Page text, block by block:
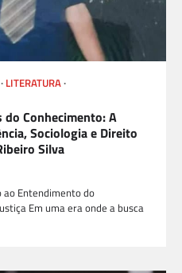
LITERATURA
Conhecimento: A
Sociologia e Direito
Silva
ao Entendimento do
Em uma era onde a busca